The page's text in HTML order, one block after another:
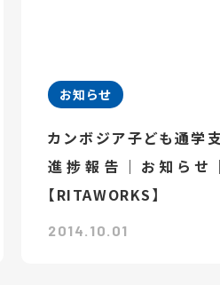
お知らせ
カンボジア子ども通学
進捗報告｜お知らせ
【RITAWORKS】
2014.10.01